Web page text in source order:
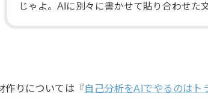
じゃよ。AIに別々に書かせて貼り合わせた
作りについては『自己分析をAIでやるのは